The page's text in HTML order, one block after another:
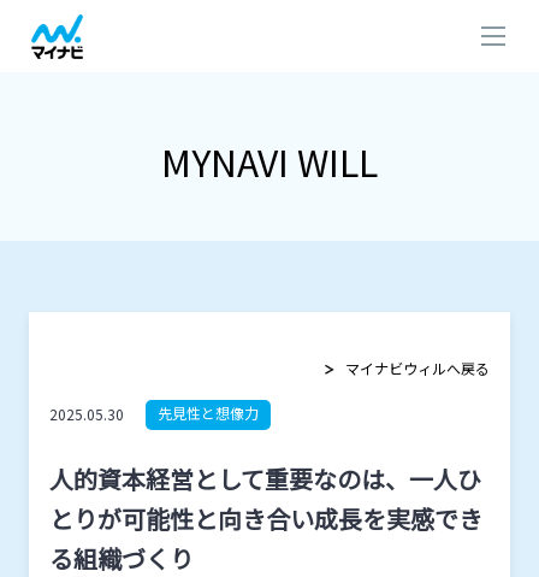
MYNAVI WILL
マイナビウィルへ戻る
2025.05.30 先見性と想像力
人的資本経営として重要なのは、一人ひ
とりが可能性と向き合い成長を実感でき
る組織づくり